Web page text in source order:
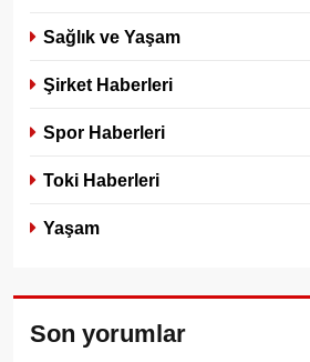
Sağlık ve Yaşam
Şirket Haberleri
Spor Haberleri
Toki Haberleri
Yaşam
Son yorumlar